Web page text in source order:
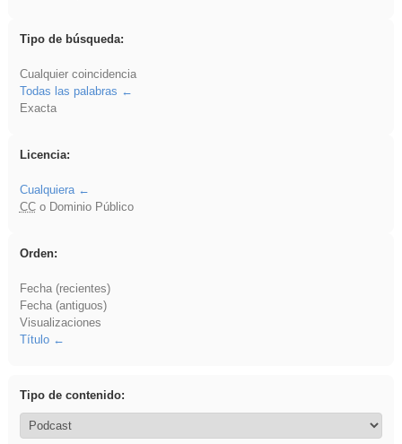
Tipo de búsqueda:
Cualquier coincidencia
Todas las palabras
Exacta
Licencia:
Cualquiera
CCo Dominio Público
Orden:
Fecha (recientes)
Fecha (antiguos)
Visualizaciones
Título
Tipo de contenido: